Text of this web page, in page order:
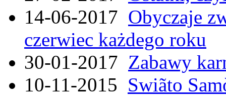
14-06-2017 Obyczaje
czerwiec każdego roku
30-01-2017 Zabawy
10-11-2015 Swiãto